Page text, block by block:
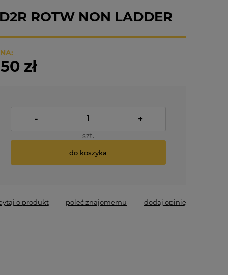
ROTW NON LADDER
zł
- +
szt.
do koszyka
o produkt poleć znajomemu dodaj opinię